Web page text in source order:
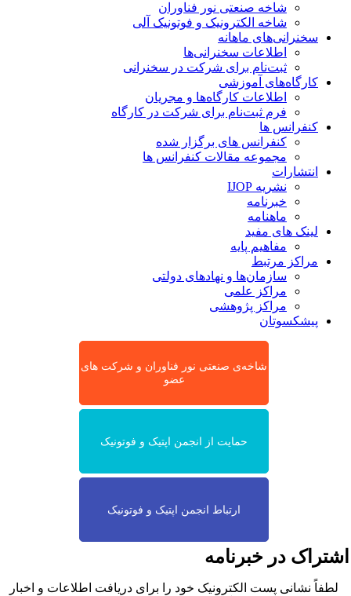
شاخه صنعتی نور فناوران
شاخه‌ الکترونیک و فوتونیک آلی
سخنرانی‌های ماهانه
اطلاعات سخنرانی‌‌ها
ثبت‌نام برای شرکت در سخنرانی
کارگاه‌های آموزشی
اطلاعات کارگاه‌ها و مجریان
فرم ثبت‌نام برای شرکت در کارگاه
کنفرانس ها
کنفرانس های برگزار شده
مجموعه مقالات کنفرانس ها
انتشارات
نشریه IJOP
خبرنامه
ماهنامه
لینک های مفید
مفاهیم پایه
مراکز مرتبط
سازمان‌ها و نهادهای دولتی
مراکز علمی
مراکز پژوهشی
پیشکسوتان
شاخه‌ی صنعتی نور فناوران و شرکت های
عضو
حمایت از انجمن اپتیک و فوتونیک
ارتباط انجمن اپتیک و فوتونیک
در خبرنامه
لطفاً نشانی پست الکترونیک خود را برای دریافت اطلاعات و اخبار